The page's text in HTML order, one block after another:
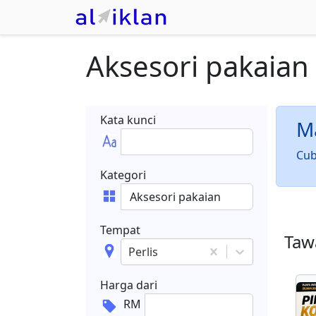
Aksesori pakaian
Kata kunci
Kategori
Tempat
Perlis
Harga dari
RM